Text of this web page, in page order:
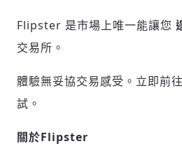
Flipster 是市場上唯一能讓您
交易所。
體驗無妥協交易感受。立即前往
試。
關於Flipster